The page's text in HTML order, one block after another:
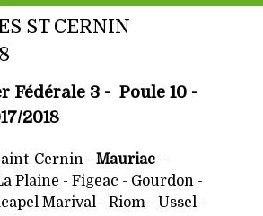
ST CERNIN
Fédérale 3 - Poule 10 -
2018
Cernin - Mauriac -
Plaine - Figeac - Gourdon -
Marival - Riom - Ussel -